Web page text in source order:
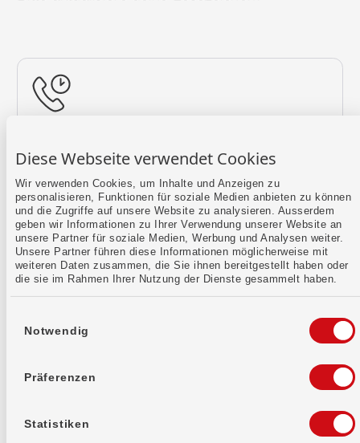
Diese Webseite verwendet Cookies
Wir verwenden Cookies, um Inhalte und Anzeigen zu
personalisieren, Funktionen für soziale Medien anbieten zu können
und die Zugriffe auf unsere Website zu analysieren. Ausserdem
geben wir Informationen zu Ihrer Verwendung unserer Website an
unsere Partner für soziale Medien, Werbung und Analysen weiter.
Unsere Partner führen diese Informationen möglicherweise mit
weiteren Daten zusammen, die Sie ihnen bereitgestellt haben oder
die sie im Rahmen Ihrer Nutzung der Dienste gesammelt haben.
Notwendig
Präferenzen
Statistiken
Mehr erfahren
Kontaktformular